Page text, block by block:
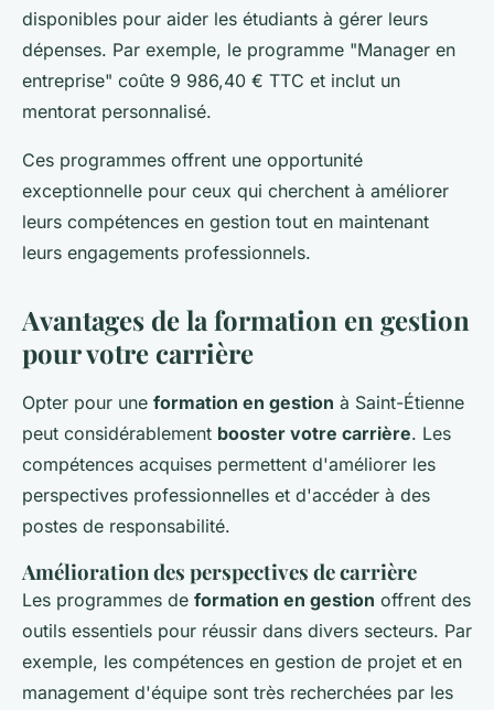
disponibles pour aider les étudiants à gérer leurs
dépenses. Par exemple, le programme "Manager en
entreprise" coûte 9 986,40 € TTC et inclut un
mentorat personnalisé.
Ces programmes offrent une opportunité
exceptionnelle pour ceux qui cherchent à améliorer
leurs compétences en gestion tout en maintenant
leurs engagements professionnels.
Avantages de la formation en gestion
pour votre carrière
Opter pour une formation en gestion à Saint-Étienne
peut considérablement booster votre carrière. Les
compétences acquises permettent d'améliorer les
perspectives professionnelles et d'accéder à des
postes de responsabilité.
Amélioration des perspectives de carrière
Les programmes de formation en gestion offrent des
outils essentiels pour réussir dans divers secteurs. Par
exemple, les compétences en gestion de projet et en
management d'équipe sont très recherchées par les